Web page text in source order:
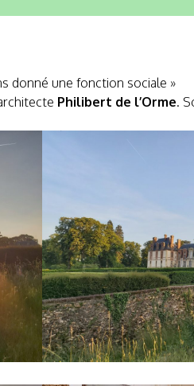
donné une fonction sociale »
Philibert de l’Orme.